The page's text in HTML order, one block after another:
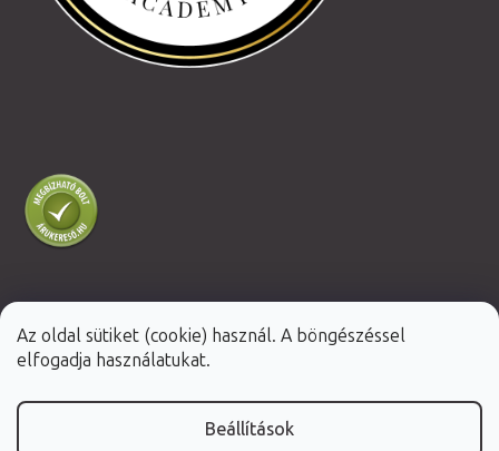
Az oldal sütiket (cookie) használ. A böngészéssel
elfogadja használatukat.
Beállítások
Shoptet Premium készítette